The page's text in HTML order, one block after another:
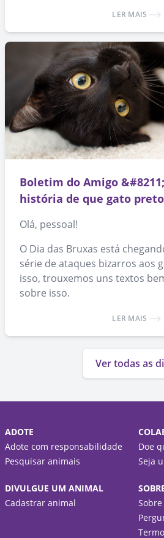
adoção de animais. 🙂LER MAIS
Boletim do Amigo
história de que gato
Olá, pessoal!
O Dia das Bruxas está
série de ataques bizarros aos
isso, trouxemos uns textos
sobre isso.
LER MAIS
Ver todas as
ADOTE
Adote com responsabilidade
Pesquisar animais
Doe
Seja
DIVULGUE UM ANIMAL
Cadastrar animal